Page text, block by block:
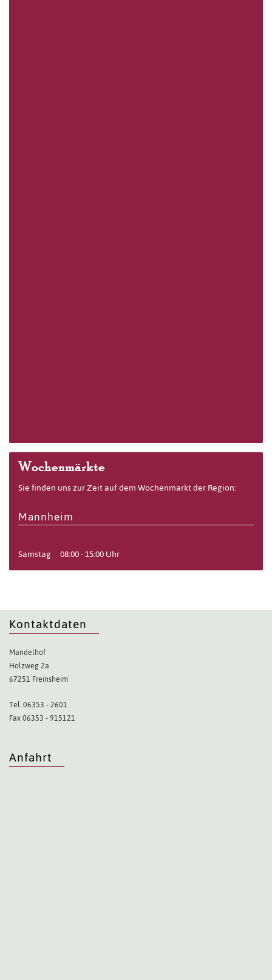
Wochenmärkte
Sie finden uns zur Zeit auf dem Wochenmarkt der Region:
Mannheim
Samstag 08:00 - 15:00 Uhr
Kontaktdaten
Mandelhof
Holzweg 2a
67251 Freinsheim
Tel. 06353 - 2601
Fax 06353 - 915121
Anfahrt